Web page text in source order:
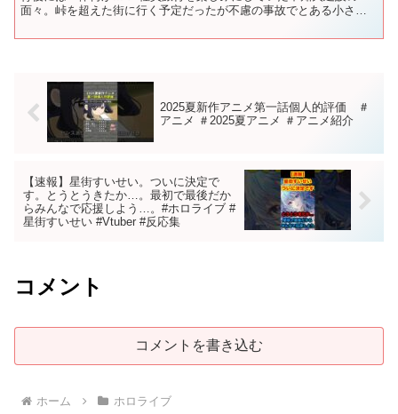
面々。峠を超えた街に行く予定だったが不慮の事故でとある小さな
2025夏新作アニメ第一話個人的評価 ＃
アニメ ＃2025夏アニメ ＃アニメ紹介
【速報】星街すいせい。ついに決定で
す。とうとうきたか…。最初で最後だか
らみんなで応援しよう…。#ホロライブ #
星街すいせい #Vtuber #反応集
コメント
コメントを書き込む
ホーム ホロライブ